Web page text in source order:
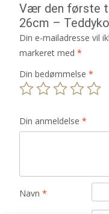
Vær den første
26cm –
Din e-mailadresse vil
markeret med *
Din bedømmelse *
Din anmeldelse *
Navn *